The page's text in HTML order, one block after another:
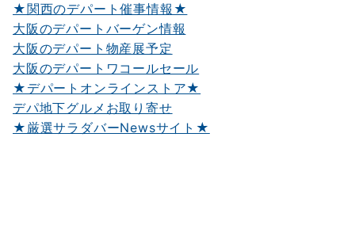
★関西のデパート催事情報★
大阪のデパートバーゲン情報
大阪のデパート物産展予定
大阪のデパートワコールセール
★デパートオンラインストア★
デパ地下グルメお取り寄せ
★厳選サラダバーNewsサイト★